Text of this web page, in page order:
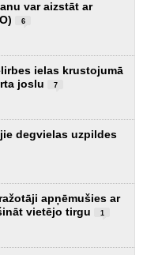
var aizstāt ar
6
ielas krustojumā
joslu
7
degvielas uzpildes
apņēmušies ar
vietējo tirgu
1